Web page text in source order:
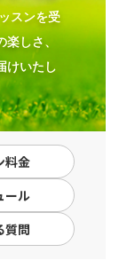
スンを受
しさ、
けいたし
料金
ール
質問